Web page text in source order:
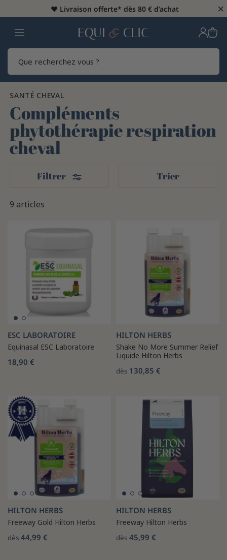
♥️ Livraison offerte* dès 80 € d’achat ×
Home
SANTÉ CHEVAL
Compléments
phytothérapie respiration
cheval
9 articles
Filtrer Filters Trier
ESC LABORATOIRE
Equinasal ESC Laboratoire
18,90 €
HILTON HERBS
Shake No More Summer Relief
Liquide Hilton Herbs
dès 130,85 €
HILTON HERBS
Freeway Gold Hilton Herbs
dès 44,99 €
HILTON HERBS
Freeway Hilton Herbs
dès 45,99 €